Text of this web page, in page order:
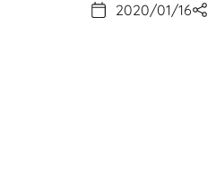
2020/01/16